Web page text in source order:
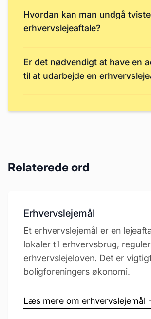
Hvordan kan man undgå
erhvervslejeaftale?
Er det nødvendigt at have en
til at udarbejde en
Relaterede ord
Erhvervslejemål
Et erhvervslejemål er en
lokaler til erhvervsbrug,
erhvervslejeloven. Det er
boligforeningers økonomi.
Læs mere om erhvervslejemål